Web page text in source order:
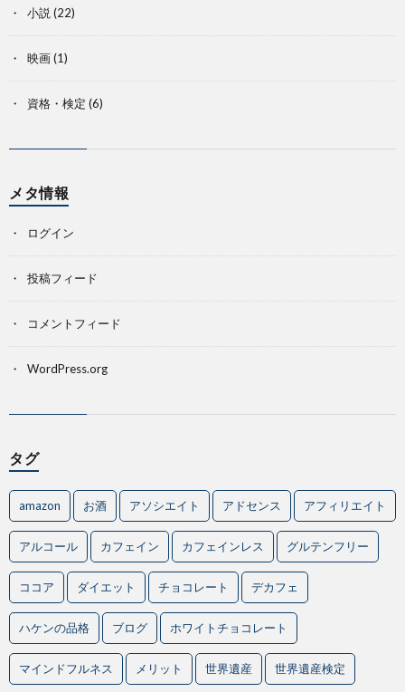
小説 (22)
映画(1)
資格・検定 (6)
メタ情報
ログイン
投稿フィード
コメントフィード
WordPress.org
タグ
amazon お酒 アソシエイト アドセンス アフィリエイト
アルコール カフェイン カフェインレス グルテンフリー
ココア ダイエット チョコレート デカフェ
ハケンの品格 ブログ ホワイトチョコレート
マインドフルネス メリット 世界遺産 世界遺産検定